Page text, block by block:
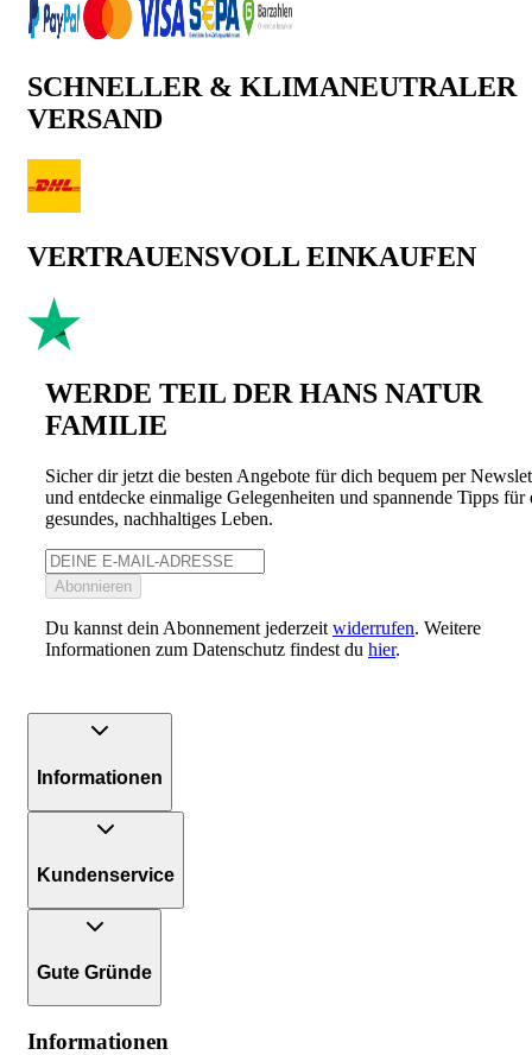
SCHNELLER & KLIMANEUTRALER
VERSAND
VERTRAUENSVOLL EINKAUFEN
WERDE TEIL DER HANS NATUR
FAMILIE
Sicher dir jetzt die besten Angebote für dich bequem per
und entdecke einmalige Gelegenheiten und spannende Tipps für
gesundes, nachhaltiges Leben.
Abonnieren
Du kannst dein Abonnement jederzeit widerrufen. Weitere
Informationen zum Datenschutz findest du hier.
Informationen
Kundenservice
Gute Gründe
Informationen